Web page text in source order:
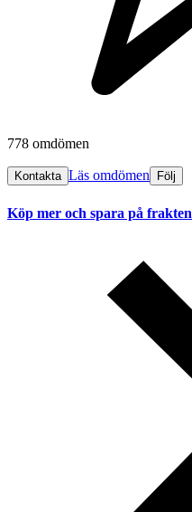
778 omdömen
Kontakta Läs omdömen Följ
Köp mer och spara på frakten